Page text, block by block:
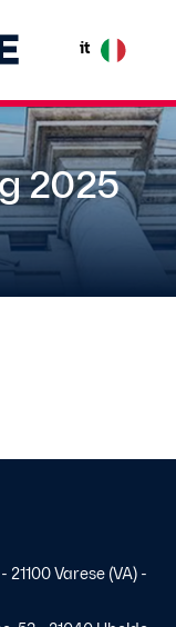
it
2025
21100 Varese (VA) -